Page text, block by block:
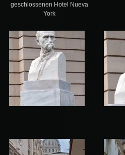
geschlossenen Hotel Nueva
York